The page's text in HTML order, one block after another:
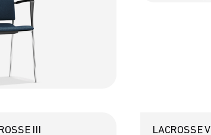
III LACROSSE V